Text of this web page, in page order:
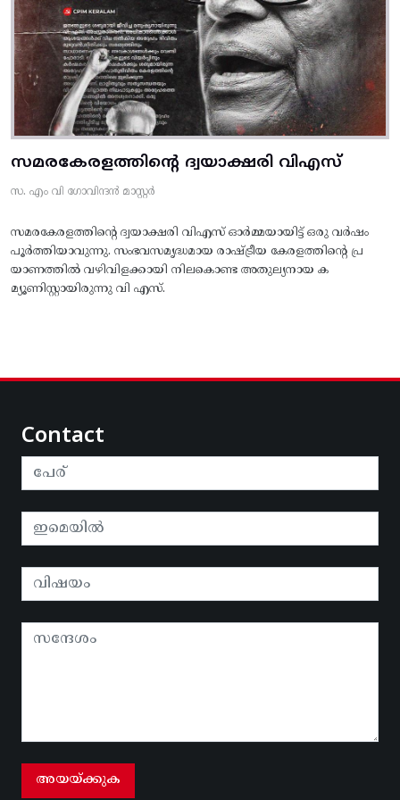
സമരകേരളത്തിൻ്റെ ദ്വയാക്ഷരി വിഎസ്
സ. എം വി ഗോവിന്ദൻ മാസ്റ്റർ
സമരകേരളത്തിൻ്റെ ദ്വയാക്ഷരി വിഎസ് ഓർമ്മയായിട്ട് ഒരു വർഷം
പൂർത്തിയാവുന്നു. സംഭവസമൃദ്ധമായ രാഷ്ട്രീയ കേരളത്തിന്റെ പ്ര
യാണത്തിൽ വഴിവിളക്കായി നിലകൊണ്ട അതുല്യനായ ക
മ്യൂണിസ്റ്റായിരുന്നു വി എസ്.
Contact